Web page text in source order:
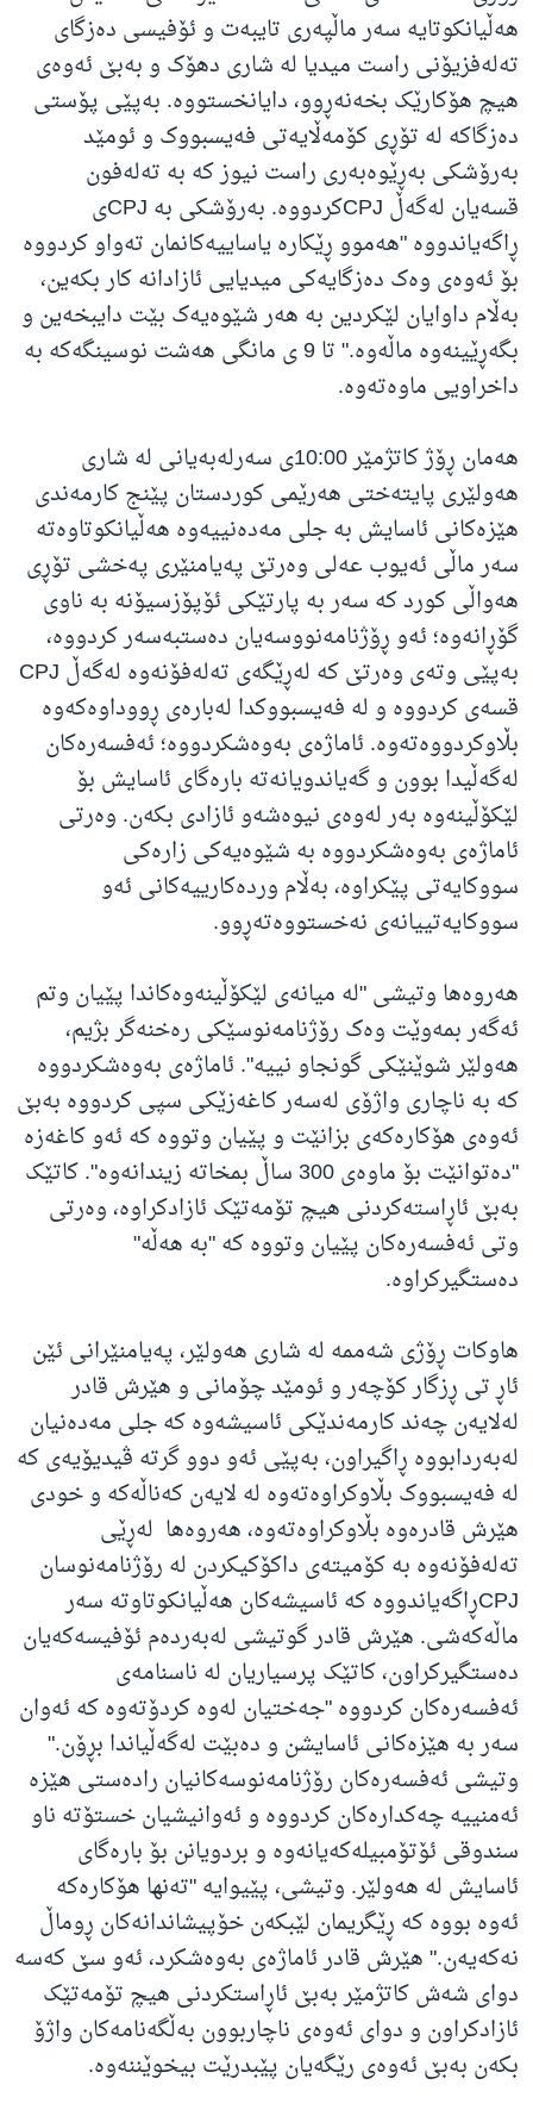
هەڵیانکوتایە سەر ماڵپەری تایبەت و ئۆفیسی دەزگای
تەلەفزیۆنی راست میدیا لە شاری دهۆک و بەبێ ئەوەی
هیچ هۆکارێک بخەنەڕوو، دایانخستووە. بەپێی پۆستی
دەزگاکە لە تۆڕی کۆمەڵایەتی فەیسبووک و ئومێد
بەرۆشکی بەڕێوەبەری راست نیوز کە بە تەلەفون
قسەیان لەگەڵ CPJکردووە. بەرۆشکی بە CPJی
ڕاگەیاندووە "هەموو ڕێکارە یاساییەکانمان تەواو کردووە
بۆ ئەوەی وەک دەزگایەکی میدیایی ئازادانە کار بکەین،
بەڵام داوایان لێکردین بە هەر شێوەیەک بێت دایبخەین و
بگەڕێینەوە ماڵەوە." تا 9 ی مانگی هەشت نوسینگەکە بە
داخراویی ماوەتەوە.
هەمان ڕۆژ کاتژمێر 10:00ی سەرلەبەیانی لە شاری
هەولێری پایتەختی هەرێمی کوردستان پێنج کارمەندی
هێزەکانی ئاسایش بە جلی مەدەنییەوە هەڵیانکوتاوەتە
سەر ماڵی ئەیوب عەلی وەرتێ پەیامنێری پەخشی تۆڕی
هەواڵی کورد کە سەر بە پارتێکی ئۆپۆزسیۆنە بە ناوی
گۆڕانەوە؛ ئەو ڕۆژنامەنووسەیان دەستبەسەر کردووە،
بەپێی وتەی وەرتێ کە لەڕێگەی تەلەفۆنەوە لەگەڵ CPJ
قسەی کردووە و لە فەیسبووکدا لەبارەی ڕووداوەکەوە
بڵاوکردووەتەوە. ئاماژەی بەوەشکردووە؛ ئەفسەرەکان
لەگەڵیدا بوون و گەیاندویانەتە بارەگای ئاسایش بۆ
لێکۆڵینەوە بەر لەوەی نیوەشەو ئازادی بکەن. وەرتی
ئاماژەی بەوەشکردووە بە شێوەیەکی زارەکی
سووکایەتی پێکراوە، بەڵام وردەکارییەکانی ئەو
سووکایەتییانەی نەخستووەتەڕوو.
هەروەها وتیشی "لە میانەی لێکۆڵینەوەکاندا پێیان وتم
ئەگەر بمەوێت وەک رۆژنامەنوسێکی رەخنەگر بژیم،
هەولێر شوێنێکی گونجاو نییە". ئاماژەی بەوەشکردووە
کە بە ناچاری واژۆی لەسەر کاغەزێکی سپی کردووە بەبێ
ئەوەی هۆکارەکەی بزانێت و پێیان وتووە کە ئەو کاغەزە
"دەتوانێت بۆ ماوەی 300 ساڵ بمخاتە زیندانەوە". کاتێک
بەبێ ئاڕاستەکردنی هیچ تۆمەتێک ئازادکراوە، وەرتی
وتی ئەفسەرەکان پێیان وتووە کە "بە هەڵە"
دەستگیرکراوە.
هاوکات ڕۆژی شه‌ممه‌ له‌ شاری هه‌ولێر، په‌یامنێرانی ئێن
ئاڕ تی ڕزگار کۆچه‌ر و ئومێد چۆمانی و هێرش قادر
له‌لایه‌ن چەند کارمەندێکی ئاسیشەوە کە جلی مەدەنیان
لەبەردابووە‌ ڕاگیراون، به‌پێی ئەو دوو گرته‌ ڤیدیۆیەی که‌
له‌ فه‌یسبووک بڵاوکراوه‌ته‌وه‌ له‌ لایه‌ن کەناڵەکە و خودی
هێرش قادرەوە بڵاوکراوەتەوە، هەروەها ‌ له‌ڕێی
ته‌له‌فۆنه‌وه‌ به‌ کۆمیتەی داکۆکیکردن لە رۆژنامەنوسان
CPJڕاگه‌یاندووه‌ که‌ ئاسیشەکان هه‌ڵیانکوتاوتە‌ سه‌ر
ماڵه‌که‌شی. هێرش قادر گوتیشی لەبەردەم ئۆفیسەکەیان
دەستگیرکراون، کاتێک پرسیاریان لە ناسنامەی
ئەفسەرەکان کردووە "جەختیان لەوە کردۆتەوە کە ئەوان
سەر بە هێزەکانی ئاسایشن و دەبێت لەگەڵیاندا بڕۆن."
وتیشی ئەفسەرەکان رۆژنامەنوسەکانیان رادەستی هێزە
ئەمنییە چەکدارەکان کردووە و ئەوانیشیان خستۆتە ناو
سندوقی ئۆتۆمبیلەکەیانەوە و بردویانن بۆ بارەگای
ئاسایش لە هەولێر. وتیشی، پێیوایە "تەنها هۆکارەکە
ئەوە بووە کە ڕێگریمان لێبکەن خۆپیشاندانەکان ڕوماڵ
نەکەیەن." هێرش قادر ئاماژەی بەوەشکرد، ئەو سێ کەسە
دوای شەش کاتژمێر بەبێ ئاڕاستکردنی هیچ تۆمەتێک
ئازادکراون و دوای ئەوەی ناچاربوون بەڵگەنامەکان واژۆ
بکەن بەبێ ئەوەی رێگەیان پێبدرێت بیخوێننەوە.